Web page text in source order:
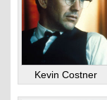
Kevin Costner